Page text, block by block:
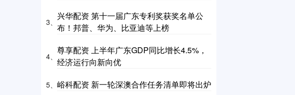
3、
兴华配资 第十一届广东专利奖获奖名单公
布！邦普、华为、比亚迪等上榜
4、
尊享配资 上半年广东GDP同比增长4.5%，
经济运行向新向优
5、 峪科配资 新一轮深澳合作任务清单即将出炉